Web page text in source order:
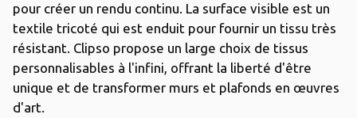
pour créer un rendu continu. La surface visible est un
textile tricoté qui est enduit pour fournir un tissu très
résistant. Clipso propose un large choix de tissus
personnalisables à l'infini, offrant la liberté d'être
unique et de transformer murs et plafonds en œuvres
d'art.